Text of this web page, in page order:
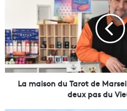
i
s
o
n
d
La maison du Tarot de
deux pas du